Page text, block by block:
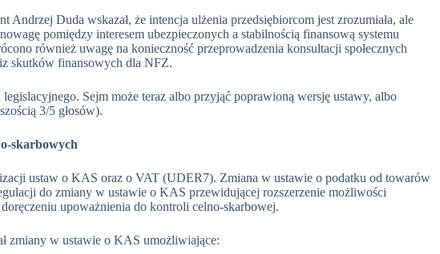
Andrzej Duda wskazał, że intencja ulżenia przedsiębiorcom jest zrozumiała, ale
pomiędzy interesem ubezpieczonych a stabilnością finansową systemu
również uwagę na konieczność przeprowadzenia konsultacji społecznych
skutków finansowych dla NFZ.
legislacyjnego. Sejm może teraz albo przyjąć poprawioną wersję ustawy, albo
3/5 głosów).
skarbowych
ustaw o KAS oraz o VAT (UDER7). Zmiana w ustawie o podatku od towarów
do zmiany w ustawie o KAS przewidującej rozszerzenie możliwości
upoważnienia do kontroli celno-skarbowej.
zmiany w ustawie o KAS umożliwiające: